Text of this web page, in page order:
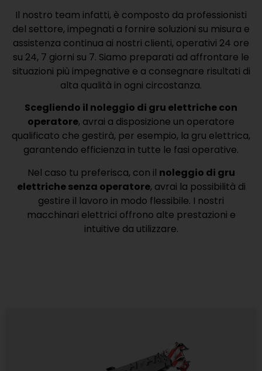
Il nostro team infatti, è composto da professionisti
del settore, impegnati a fornire soluzioni su misura e
assistenza continua ai nostri clienti, operativi 24 ore
su 24, 7 giorni su 7. Siamo preparati ad affrontare le
situazioni più impegnative e a consegnare risultati di
alta qualità in ogni circostanza.
Scegliendo il noleggio di gru elettriche con
operatore, avrai a disposizione un operatore
qualificato che gestirà, per esempio, la gru elettrica,
garantendo efficienza in tutte le fasi operative.
Nel caso tu preferisca, con il noleggio di gru
elettriche senza operatore, avrai la possibilità di
gestire il lavoro in modo flessibile. I nostri
macchinari elettrici offrono alte prestazioni e
intuitive da utilizzare.